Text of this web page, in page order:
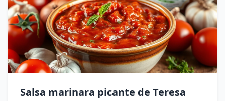
Salsa marinara picante de Teresa